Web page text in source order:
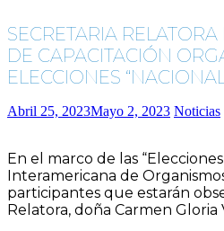
SECRETARIA
DE CAPACITACIÓN
ELECCIONES
Abril 25, 2023Mayo 2, 2023 Noticias
En el marco de las
Interamericana de
participantes que estarán
Relatora, doña Carmen Gloria